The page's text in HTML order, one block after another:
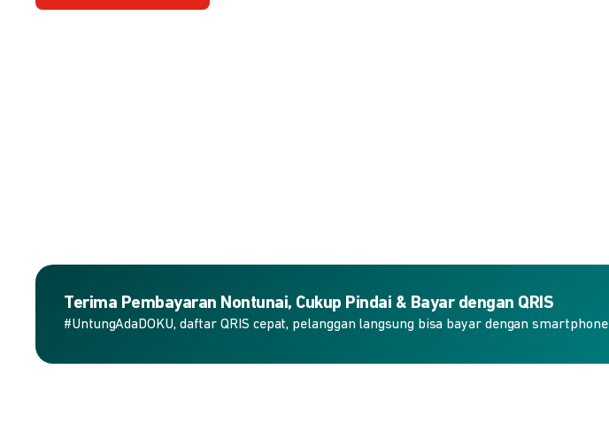
Terima Pembayaran Nontunai, Cukup Pindai & Bayar dengan QRIS
#UntungAdaDOKU, daftar QRIS cepat, pelanggan langsung bisa bayar dengan smartphone